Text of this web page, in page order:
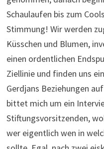
Stiftungsvorsitzenden,
wer eigentlich wen in
sollte. Egal, nach zwei
der stimmungsvollen
Mannschaften kann ich
Gedanken fassen.
Wochen in die
– wundervoll.
Und als ich gerade